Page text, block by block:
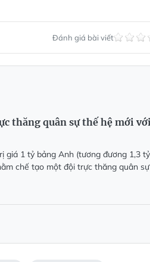
Đánh giá bài viết
thăng quân sự thế hệ mới với
giá 1 tỷ bảng Anh (tương đương 1,3 tỷ
chế tạo một đội trực thăng quân sự